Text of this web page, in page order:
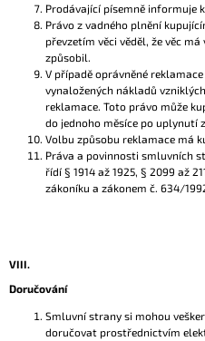
Prodávající písemně informuje
Právo z vadného plnění
převzetím věci věděl, že věc
způsobil.
V případě oprávněné
vynaložených nákladů
reklamace. Toto právo může
do jednoho měsíce po uplynutí
Volbu způsobu reklamace má
Práva a povinnosti smluvních
řídí § 1914 až 1925, § 2099 až
zákoníku a zákonem č. 634/
VIII.
Doručování
Smluvní strany si mohou
doručovat prostřednictvím